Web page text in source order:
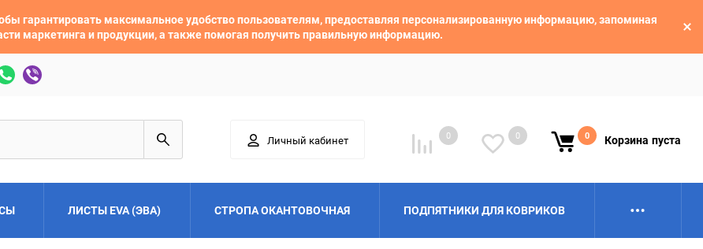
гарантировать максимальное удобство пользователям, предоставляя персонализированную информацию, запоминая
маркетинга и продукции, а также помогая получить правильную информацию.
Личный кабинет 0 0 0 Корзина пуста
ЛИСТЫ EVA (ЭВА) СТРОПА ОКАНТОВОЧНАЯ ПОДПЯТНИКИ ДЛЯ КОВРИКОВ